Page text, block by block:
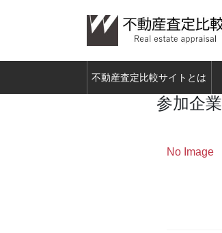
不動産査定比較サイトとは
参加企業
No Image